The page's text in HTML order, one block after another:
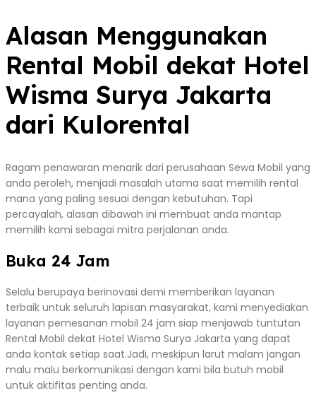
Alasan Menggunakan
Rental Mobil dekat Hotel
Wisma Surya Jakarta
dari Kulorental
Ragam penawaran menarik dari perusahaan Sewa Mobil yang
anda peroleh, menjadi masalah utama saat memilih rental
mana yang paling sesuai dengan kebutuhan. Tapi
percayalah, alasan dibawah ini membuat anda mantap
memilih kami sebagai mitra perjalanan anda.
Buka 24 Jam
Selalu berupaya berinovasi demi memberikan layanan
terbaik untuk seluruh lapisan masyarakat, kami menyediakan
layanan pemesanan mobil 24 jam siap menjawab tuntutan
Rental Mobil dekat Hotel Wisma Surya Jakarta yang dapat
anda kontak setiap saat.Jadi, meskipun larut malam jangan
malu malu berkomunikasi dengan kami bila butuh mobil
untuk aktifitas penting anda.